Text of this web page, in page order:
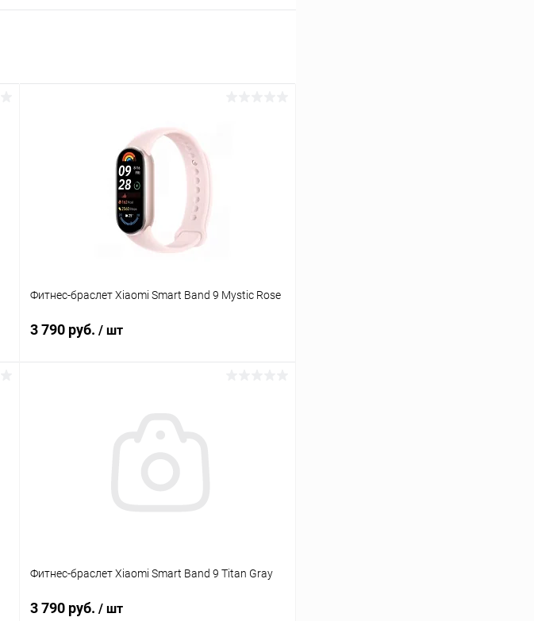
Фитнес-браслет Xiaomi Smart Band 9 Mystic Rose
3 790 руб. / шт
Фитнес-браслет Xiaomi Smart Band 9 Titan Gray
3 790 руб. / шт